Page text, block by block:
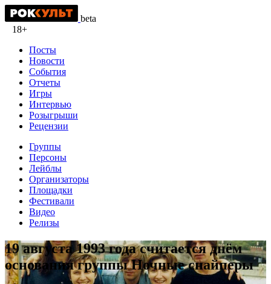
beta
18+
Посты
Новости
События
Отчеты
Игры
Интервью
Розыгрыши
Рецензии
Группы
Персоны
Лейблы
Организаторы
Площадки
Фестивали
Видео
Релизы
19 августа 1993 года считается днём
основания группы Ночные снайперы